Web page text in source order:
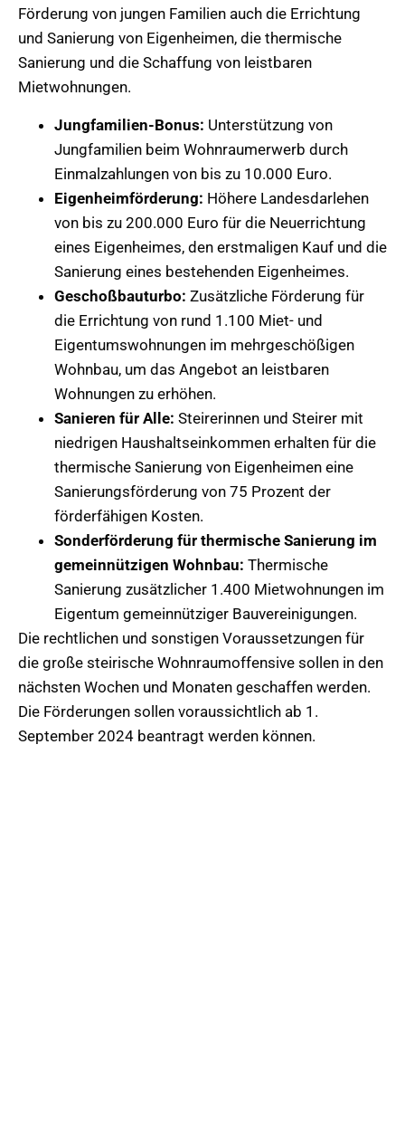
Förderung von jungen Familien auch die Errichtung
und Sanierung von Eigenheimen, die thermische
Sanierung und die Schaffung von leistbaren
Mietwohnungen.
Jungfamilien-Bonus: Unterstützung von
Jungfamilien beim Wohnraumerwerb durch
Einmalzahlungen von bis zu 10.000 Euro.
Eigenheimförderung: Höhere Landesdarlehen
von bis zu 200.000 Euro für die Neuerrichtung
eines Eigenheimes, den erstmaligen Kauf und die
Sanierung eines bestehenden Eigenheimes.
Geschoßbauturbo: Zusätzliche Förderung für
die Errichtung von rund 1.100 Miet- und
Eigentumswohnungen im mehrgeschößigen
Wohnbau, um das Angebot an leistbaren
Wohnungen zu erhöhen.
Sanieren für Alle: Steirerinnen und Steirer mit
niedrigen Haushaltseinkommen erhalten für die
thermische Sanierung von Eigenheimen eine
Sanierungsförderung von 75 Prozent der
förderfähigen Kosten.
Sonderförderung für thermische Sanierung im
gemeinnützigen Wohnbau: Thermische
Sanierung zusätzlicher 1.400 Mietwohnungen im
Eigentum gemeinnütziger Bauvereinigungen.
Die rechtlichen und sonstigen Voraussetzungen für
die große steirische Wohnraumoffensive sollen in den
nächsten Wochen und Monaten geschaffen werden.
Die Förderungen sollen voraussichtlich ab 1.
September 2024 beantragt werden können.